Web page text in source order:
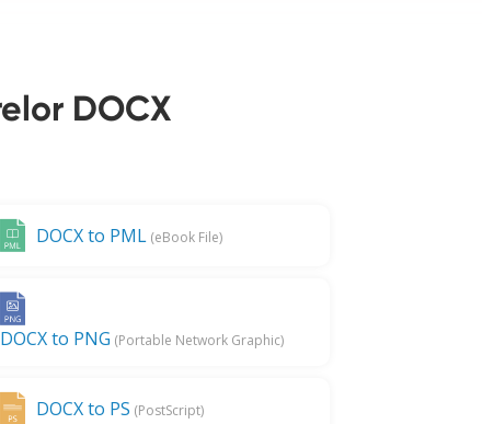
DOCX
DOCX to PML(eBook File)
DOCX to PNG (Portable Network Graphic)
DOCX to PS (PostScript)